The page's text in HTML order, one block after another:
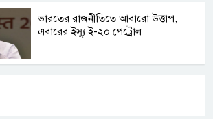
ভারতের রাজনীতিতে আবারো উত্তাপ,
এবারের ইস্যু ই-২০ পেট্রোল